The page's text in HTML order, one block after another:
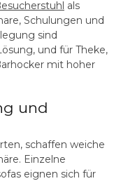
als
Schulungen und
sind
und für Theke,
mit hoher
und
schaffen weiche
Einzelne
eignen sich für